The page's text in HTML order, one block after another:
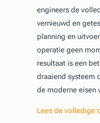
engineers de
vernieuwd en
planning en
operatie geen
resultaat is een
draaiend systeem
de moderne eisen
Lees de volledige